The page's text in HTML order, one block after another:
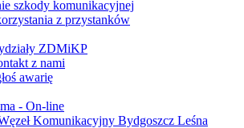
szkody komunikacyjnej
z przystanków
ZDMiKP
z nami
awarię
- On-line
Komunikacyjny Bydgoszcz Leśna